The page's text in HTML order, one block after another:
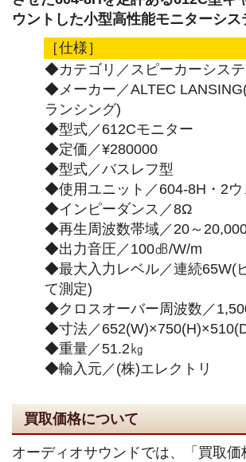
ウントした小型高性能モニターシス
［仕様］
◆カテゴリ／スピーカーシス
◆メーカー／ALTEC
ランシング)
◆型式／612Cモニター
◆定価／¥280000
◆型式／バスレフ型
◆使用ユニット／604-8H・2ウ
◆インピーダンス／8Ω
◆再生周波数帯域／20～
◆出力音圧／100㏈/W/m
◆最大入力レベル／連続65W(
て測定)
◆クロスオーバー周波数／
◆寸法／
◆重量／51.2㎏
◆輸入元／(株)エレクトリ
買取価格について
オーディオサウンドでは、「買取価